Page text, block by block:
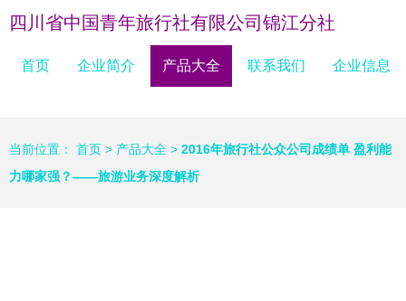
四川省中国青年旅行社有限公司锦江分社
首页 企业简介 产品大全 联系我们 企业信息
当前位置： 首页 > 产品大全 > 2016年旅行社公众公司成绩单 盈利能
力哪家强？——旅游业务深度解析